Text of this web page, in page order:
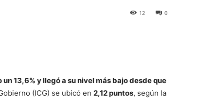
0
12
13,6% y llegó a su nivel más bajo desde que
(ICG) se ubicó en 2,12 puntos, según la